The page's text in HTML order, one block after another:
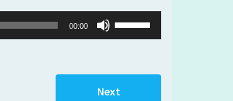
00:00
Use
Up/Down
to
Next